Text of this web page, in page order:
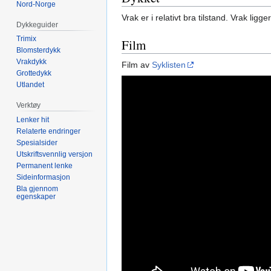
Vrak er i relativt bra tilstand. Vrak
Film
Film av Syklisten
Nord-Norge
Dykkeguider
Trimix
Blomsterdykk
Vrakdykk
Grottedykk
Utlandet
Verktøy
Lenker hit
Relaterte endringer
Spesialsider
Utskriftsvennlig versjon
Permanent lenke
Sideinformasjon
Bla gjennom
egenskaper